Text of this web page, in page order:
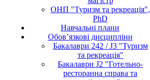
ОНП "Туризм та рекреація",
PhD
Навчальні плани
Обов’язкові дисципліни
Бакалаври 242 / J3 "Туризм
та рекреація"
Бакалаври J2 "Готельно-
ресторанна справа та